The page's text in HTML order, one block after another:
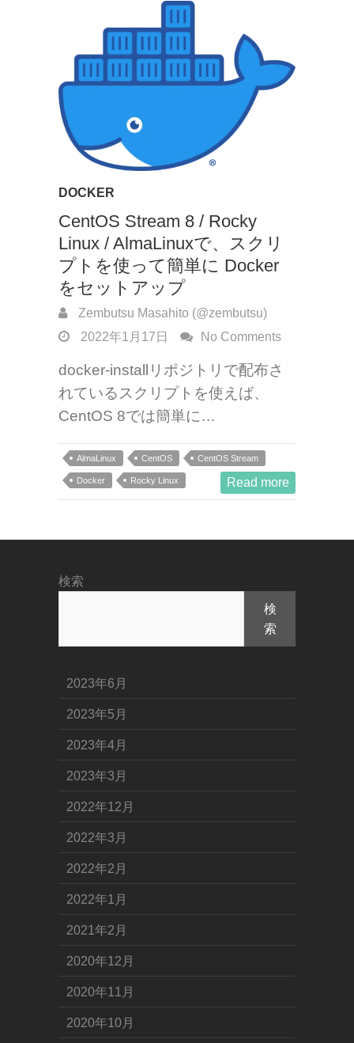
DOCKER
CentOS Stream 8 / Rocky
Linux / AlmaLinuxで、スクリ
プトを使って簡単に Docker
をセットアップ
Zembutsu Masahito (@zembutsu)
2022年1月17日
No Comments
docker-installリポジトリで配布さ
れているスクリプトを使えば、
CentOS 8では簡単に…
AlmaLinux CentOS CentOS Stream
Docker Rocky Linux Read more
検索
検
索
2023年6月
2023年5月
2023年4月
2023年3月
2022年12月
2022年3月
2022年2月
2022年1月
2021年2月
2020年12月
2020年11月
2020年10月